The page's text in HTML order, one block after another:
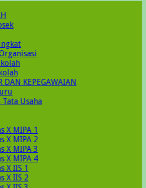
DAN KEPEGAWAIAN
Tata Usaha
X MIPA 1
X MIPA 2
X MIPA 3
X MIPA 4
X IIS 1
X IIS 2